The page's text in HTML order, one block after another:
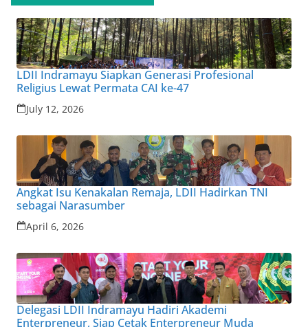
LDII Indramayu Siapkan Generasi Profesional
Religius Lewat Permata CAI ke-47
July 12, 2026
Angkat Isu Kenakalan Remaja, LDII Hadirkan TNI
sebagai Narasumber
April 6, 2026
Delegasi LDII Indramayu Hadiri Akademi
Enterpreneur, Siap Cetak Enterpreneur Muda